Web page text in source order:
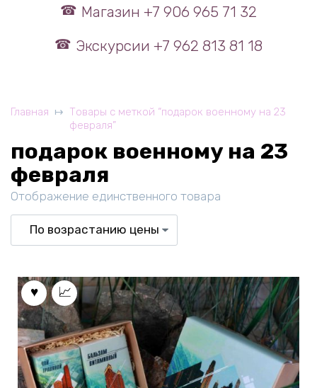
Магазин +7 906 965 71 32
Экскурсии +7 962 813 81 18
Главная
Товары с меткой “подарок военному на 23
февраля”
подарок военному на 23
февраля
Отображение единственного товара